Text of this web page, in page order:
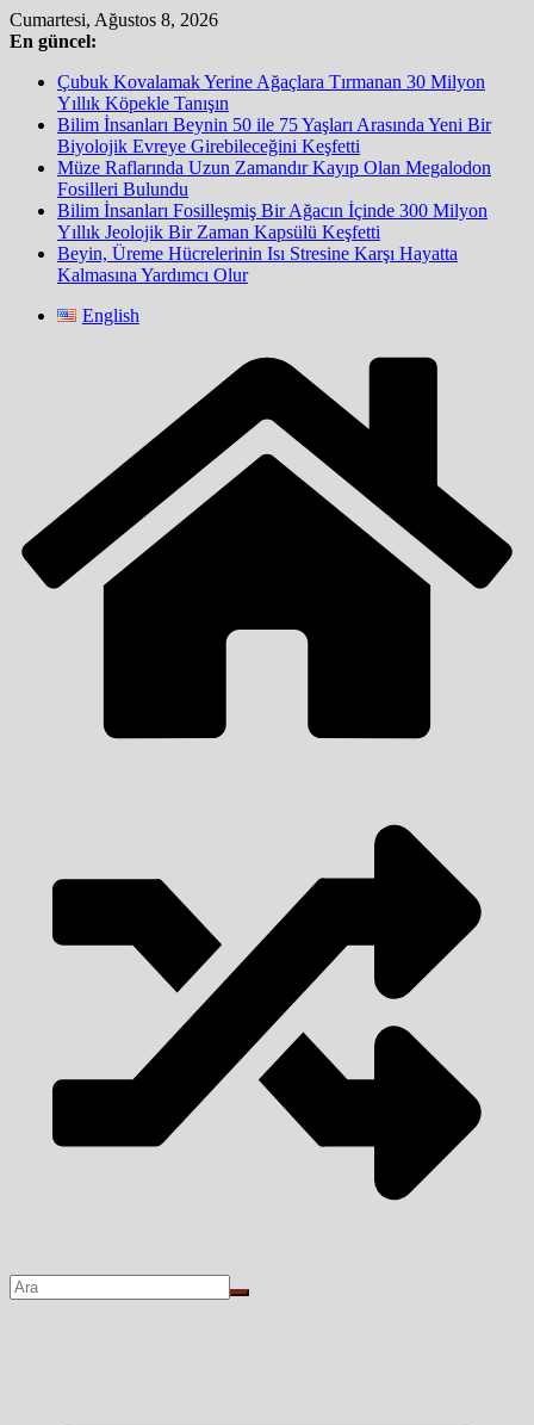
Skip
to
Cumartesi, Ağustos 8, 2026
En güncel:
Çubuk Kovalamak Yerine Ağaçlara Tırmanan 30 Milyon
Yıllık Köpekle Tanışın
Bilim İnsanları Beynin 50 ile 75 Yaşları Arasında Yeni Bir
Biyolojik Evreye Girebileceğini Keşfetti
Müze Raflarında Uzun Zamandır Kayıp Olan Megalodon
Fosilleri Bulundu
Bilim İnsanları Fosilleşmiş Bir Ağacın İçinde 300 Milyon
Yıllık Jeolojik Bir Zaman Kapsülü Keşfetti
Beyin, Üreme Hücrelerinin Isı Stresine Karşı Hayatta
Kalmasına Yardımcı Olur
English